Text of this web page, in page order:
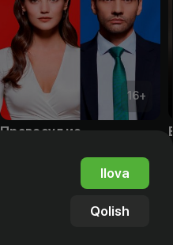
16+
Правосудие
Ilova
Qolish